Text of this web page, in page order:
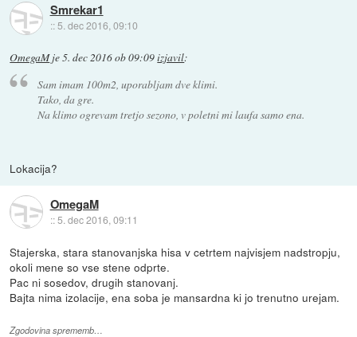
Smrekar1
:: 5. dec 2016, 09:10
OmegaMje5. dec 2016 ob 09:09izjavil:
Sam imam 100m2, uporabljam dve klimi.
Tako, da gre.
Na klimo ogrevam tretjo sezono, v poletni mi laufa samo ena.
Lokacija?
OmegaM
::5. dec 2016, 09:11
Stajerska, stara stanovanjska hisa v cetrtem najvisjem nadstropju,
okoli mene so vse stene odprte.
Pac ni sosedov, drugih stanovanj.
Bajta nima izolacije, ena soba je mansardna ki jo trenutno urejam.
Zgodovina sprememb…